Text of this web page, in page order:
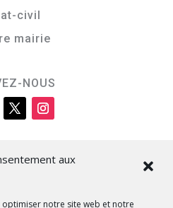
aux
notre site web et notre
civil
mairie
NOUS